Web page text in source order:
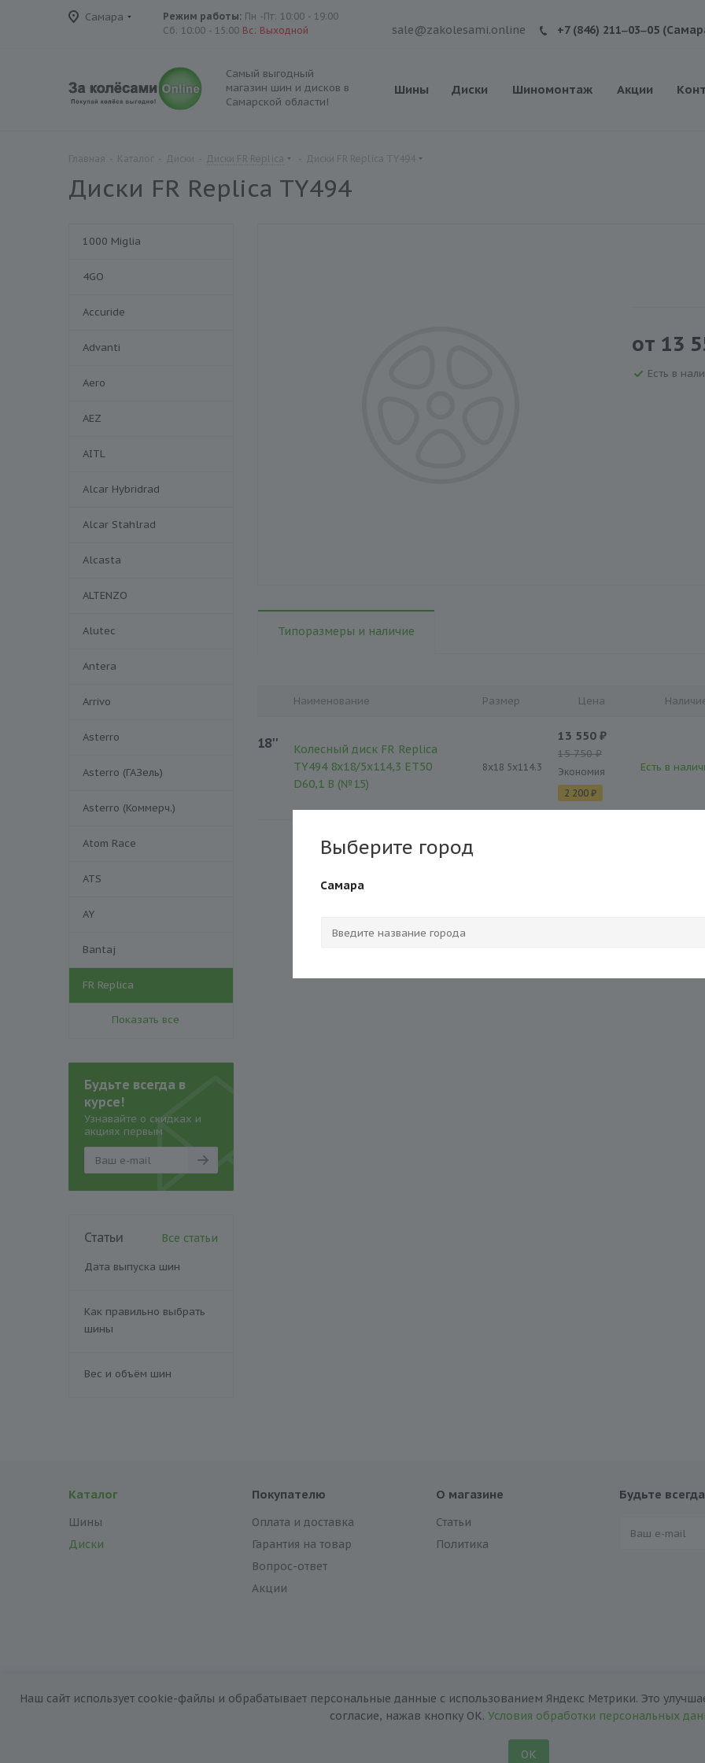
Самара Режим работы: Пн -Пт: 10:00 - 19:00
Сб: 10:00 - 15:00 Вс: Выходной sale@zakolesami.online +7 (846) 211‒03‒05
Самый выгодный
магазин шин и дисков в
Самарской области!
Шины Диски Шиномонтаж Акции
Диски FR Replica TY494
от 13
Есть в
Типоразмеры и наличие
Наименование Размер Цена
18''
Колесный диск FR Replica
TY494 8x18/5x114,3 ET50
D60,1 B (№15)
8x18 5x114.3
13 550 ₽
15 750 ₽
Экономия
2 200 ₽
Есть в
1000 Miglia
4GO
Accuride
Advanti
Aero
AEZ
AITL
Alcar Hybridrad
Alcar Stahlrad
Alcasta
ALTENZO
Alutec
Antera
Arrivo
Asterro
Asterro (ГАЗель)
Asterro (Коммерч.)
Atom Race
ATS
AY
Bantaj
FR Replica
Показать все
Будьте всегда в
курсе!
Узнавайте о скидках и
акциях первым
Статьи Все статьи
Дата выпуска шин
Как правильно выбрать
шины
Вес и объём шин
Каталог
Шины
Диски
Покупателю
Оплата и доставка
Гарантия на товар
Вопрос-ответ
Акции
О магазине
Статьи
Политика
Будьте
Наш сайт использует cookie-файлы и обрабатывает персональные данные с использованием Яндекс Метрики. Это
согласие, нажав кнопку ОК. Условия обработки персональных
ОК
Выберите город
Самара